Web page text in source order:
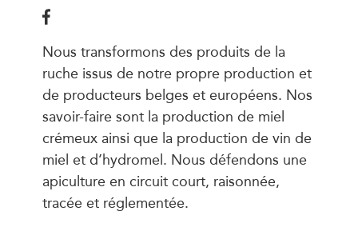
Nous transformons des produits de la
ruche issus de notre propre production et
de producteurs belges et européens. Nos
savoir-faire sont la production de miel
crémeux ainsi que la production de vin de
miel et d’hydromel. Nous défendons une
apiculture en circuit court, raisonnée,
tracée et réglementée.